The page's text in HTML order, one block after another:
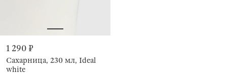
1 290 ₽
Сахарница, 230 мл, Ideal
white